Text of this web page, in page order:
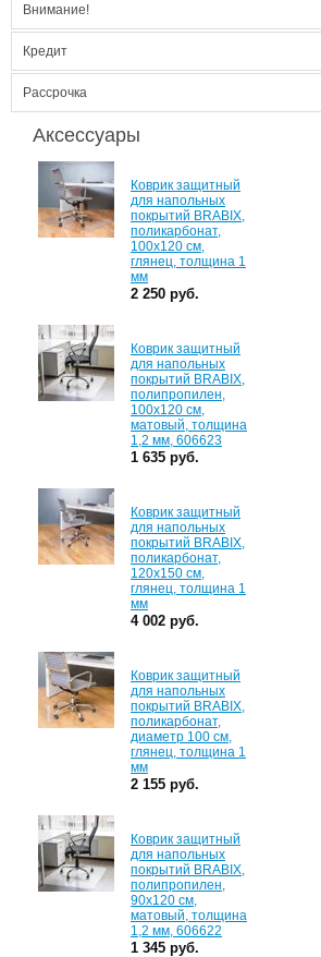
Внимание!
Кредит
Рассрочка
Аксессуары
Коврик защитный
для напольных
покрытий BRABIX,
поликарбонат,
100х120 см,
глянец, толщина 1
мм
2 250 руб.
Коврик защитный
для напольных
покрытий BRABIX,
полипропилен,
100х120 см,
матовый, толщина
1,2 мм, 606623
1 635 руб.
Коврик защитный
для напольных
покрытий BRABIX,
поликарбонат,
120х150 см,
глянец, толщина 1
мм
4 002 руб.
Коврик защитный
для напольных
покрытий BRABIX,
поликарбонат,
диаметр 100 см,
глянец, толщина 1
мм
2 155 руб.
Коврик защитный
для напольных
покрытий BRABIX,
полипропилен,
90х120 см,
матовый, толщина
1,2 мм, 606622
1 345 руб.